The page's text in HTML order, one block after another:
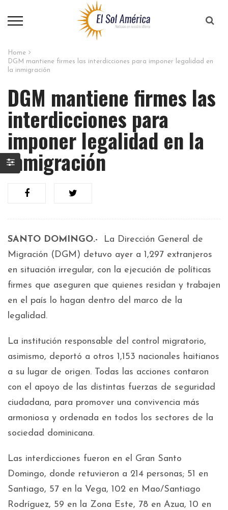
Home
DGM mantiene firmes las interdicciones para imponer legalidad en
la inmigración
DGM mantiene firmes las
interdicciones para
imponer legalidad en la
inmigración
SANTO DOMINGO.-
La Dirección General de
Migración (DGM) detuvo ayer a 1,297 extranjeros
en situación irregular, con la ejecución de políticas
firmes que aseguren que quienes residan y trabajen
en el país lo hagan dentro del marco de la
legalidad.
La institución responsable del control migratorio,
asimismo, deportó a otros 1,153 nacionales haitianos
a su lugar de origen. Todas las acciones contaron
con el apoyo de las distintas fuerzas de seguridad
ciudadana, para promover una convivencia más
armoniosa y ordenada en todos los sectores de la
sociedad dominicana.
Las interdicciones fueron en el Gran Santo
Domingo, donde retuvieron a 214 personas; 51 en
Santiago, 57 en la Vega, 102 en Mao/Santiago
Rodríguez, 59 en la Zona Este, 78 en Azua, 10 en